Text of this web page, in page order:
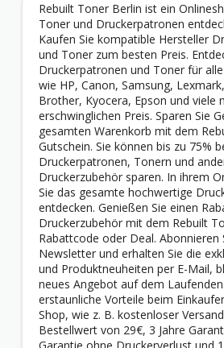
Rebuilt Toner Berlin ist ein
Toner und Druckerpatronen
Kaufen Sie kompatible Hersteller
und Toner zum besten Preis.
Druckerpatronen und Toner für
wie HP, Canon, Samsung,
Brother, Kyocera, Epson und viele
erschwinglichen Preis. Sparen Sie
gesamten Warenkorb mit dem
Gutschein. Sie können bis zu 75%
Druckerpatronen, Tonern und
Druckerzubehör sparen. In ihrem
Sie das gesamte hochwertige
entdecken. Genießen Sie einen
Druckerzubehör mit dem Rebuilt
Rabattcode oder Deal. Abonnieren
Newsletter und erhalten Sie die
und Produktneuheiten per E-Mail,
neues Angebot auf dem
erstaunliche Vorteile beim
Shop, wie z. B. kostenloser
Bestellwert von 29€, 3 Jahre